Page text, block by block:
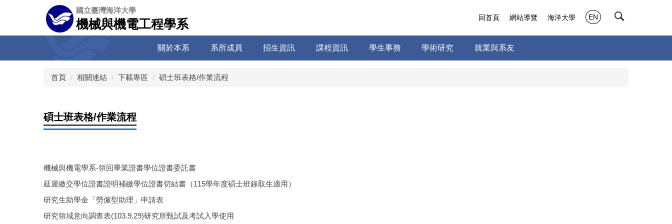
容
國立臺灣海洋大學
機械與機電工程學系
關於本系 系所成員 招生資訊 課程資訊 學生事務 學術研究 就業與系友
回首頁 網站導覽 海洋大學 EN
首頁 相關連結 下載專區 碩士班表格/作業流程
碩士班表格/作業流程
機械與機電學系-領回畢業證書學位證書委託書
延遲繳交學位證書證明補繳學位證書切結書（115學年度碩士班錄取生適用）
研究生助學金「勞僱型助理」申請表
研究領域意向調查表(103.9.29)研究所甄試及考試入學使用